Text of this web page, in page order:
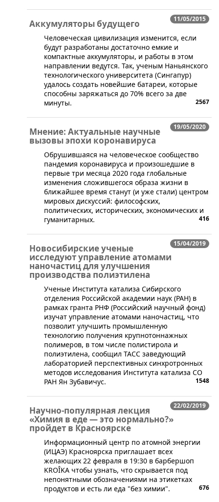
11/05/2015
Аккумуляторы будущего
​Человеческая цивилизация изменится, если
будут разработаны достаточно емкие и
компактные аккумуляторы, и работы в этом
направлении ведутся. Так, ученым Наньянского
технологического университета (Сингапур)
удалось создать новейшие батареи, которые
способны заряжаться до 70% всего за две
минуты.
2567
19/05/2020
Мнение: Актуальные научные
вызовы эпохи коронавируса
Обрушившаяся на человеческое сообщество
пандемия коронавируса и произошедшие в
первые три месяца 2020 года глобальные
изменения сложившегося образа жизни в
ближайшее время станут (и уже стали) центром
мировых дискуссий: философских,
политических, исторических, экономических и
гуманитарных.
416
15/04/2019
Новосибирские ученые
исследуют управление атомами
наночастиц для улучшения
производства полиэтилена
​Ученые Института катализа Сибирского
отделения Российской академии наук (РАН) в
рамках гранта РНФ (Российский научный фонд)
изучат управление атомами наночастиц, что
позволит улучшить промышленную
технологию получения крупнотоннажных
полимеров, в том числе полистирола и
полиэтилена, сообщил ТАСС заведующий
лабораторией перспективных синхротронных
методов исследования Института катализа СО
РАН Ян Зубавичус.
1548
22/02/2019
Научно-популярная лекция
«Химия в еде — это нормально?»
пройдет в Красноярске
​Информационный центр по атомной энергии
(ИЦАЭ) Красноярска приглашает всех
желающих 22 февраля в 19:30 в барбершоп
KROÎKA чтобы узнать, что скрывается под
непонятными обозначениями на этикетках
продуктов и есть ли еда "без химии".
676